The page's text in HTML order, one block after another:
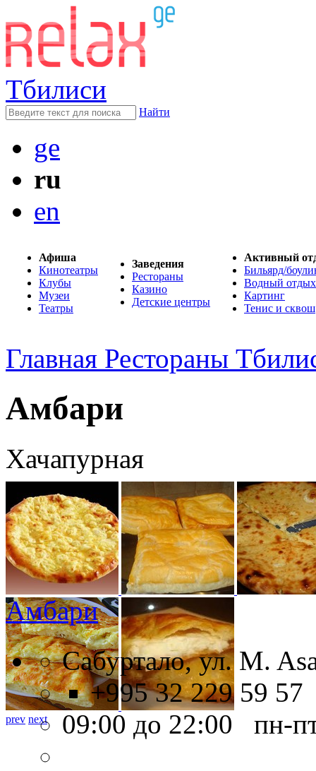
Тбилиси
Найти
ge
ru
en
Афиша
Кинотеатры
Клубы
Музеи
Театры
Заведения
Рестораны
Казино
Детские центры
Активный
Бильярд/
Водный отдых
Картинг
Тенис и сквош
Главная Рестораны
Амбари
Хачапурная
prev next
Амбари
Сабуртало, ул. M.
+995 32 229 59 57
09:00 до 22:00 пн-